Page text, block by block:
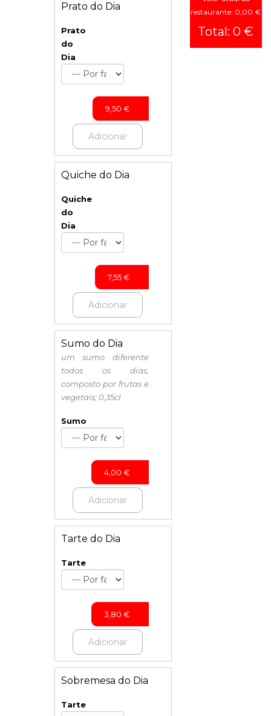
Bowls
Snacks
Sumos
Naturais
Batidos
Prato do Dia
Prato
do
Dia
9,50 €
Adicionar
Quiche do Dia
Quiche
do
Dia
7,55€
Adicionar
Sumo do Dia
um sumo diferente
todos os dias,
composto por frutas e
vegetais; 0,35cl
Sumo
4,00 €
Adicionar
Tarte do Dia
Tarte
3,80 €
Adicionar
Sobremesa do Dia
Tarte
restaurante: 0,00 €
Total: 0 €